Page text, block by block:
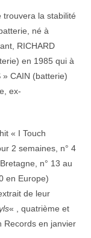
trouvera la stabilité
né à
RICHARD
en 1985 qui à
CAIN (batterie)
ex-
« I Touch
2 semaines, n° 4
n° 13 au
en Europe)
de leur
« , quatrième et
Records en janvier